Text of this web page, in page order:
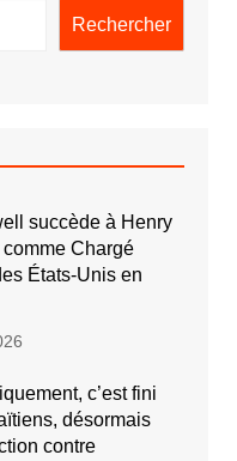
Rechercher
succède à Henry
comme Chargé
États-Unis en
c’est fini
désormais
contre